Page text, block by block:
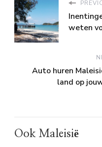
weten
Auto huren
land op
Ook Maleisië